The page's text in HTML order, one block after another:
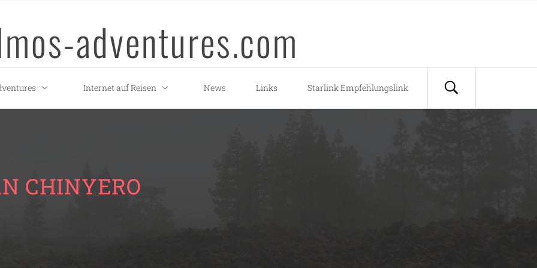
adventures.com
Internet auf Reisen News Links Starlink Empfehlungslink
CHINYERO